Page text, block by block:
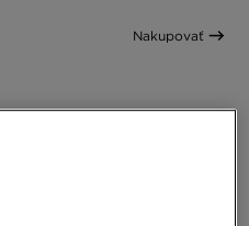
Nakupovať
Pozrite si naše tipy